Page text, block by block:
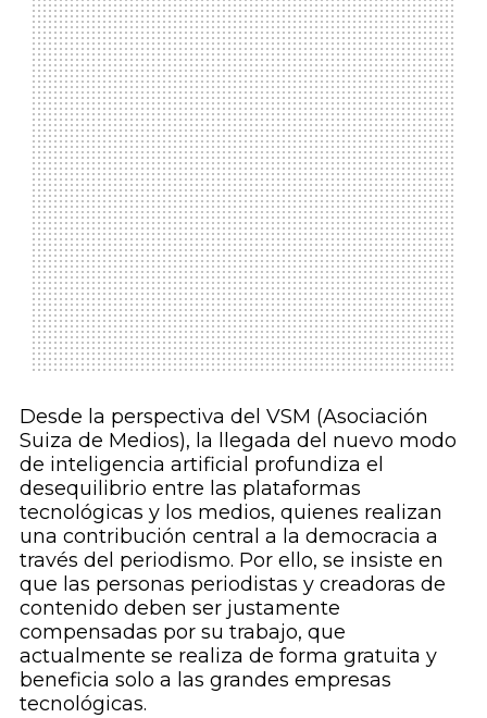
Desde la perspectiva del VSM (Asociación
Suiza de Medios), la llegada del nuevo modo
de inteligencia artificial profundiza el
desequilibrio entre las plataformas
tecnológicas y los medios, quienes realizan
una contribución central a la democracia a
través del periodismo. Por ello, se insiste en
que las personas periodistas y creadoras de
contenido deben ser justamente
compensadas por su trabajo, que
actualmente se realiza de forma gratuita y
beneficia solo a las grandes empresas
tecnológicas.